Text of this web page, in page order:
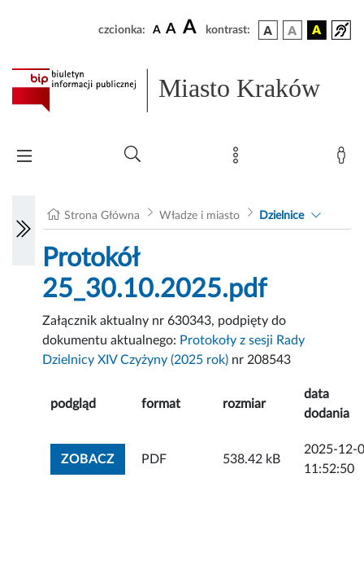
czcionka: A A A kontrast:
Miasto Kraków
Strona Główna Władze i miasto Dzielnice
Protokół
25_30.10.2025.pdf
Załącznik aktualny nr 630343, podpięty do
dokumentu aktualnego: Protokoły z sesji Rady
Dzielnicy XIV Czyżyny (2025 rok) nr 208543
podgląd format rozmiar
data
dodania
ZOBACZZOBACZ ZAŁĄCZNIK
PDF 538.42 kB
2025-12-
11:52:50